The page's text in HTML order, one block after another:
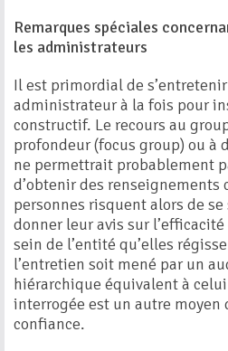
Remarques spéciales
les administrateurs
Il est primordial de
administrateur à la fois pour
constructif. Le recours au
profondeur (focus group) ou à
ne permettrait probablement
d’obtenir des renseignements
personnes risquent alors de
donner leur avis sur
sein de l’entité qu’elles
l’entretien soit mené par un
hiérarchique équivalent à
interrogée est un autre moyen
confiance.